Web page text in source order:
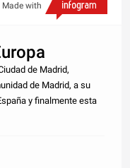
Made with
de Madrid,
de Madrid, a su
y finalmente esta